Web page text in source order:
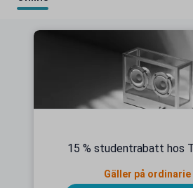
15 % studentrabatt hos
Gäller på ordinarie